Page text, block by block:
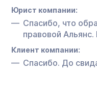
Юрист компании:
Спасибо, что
правовой
Клиент компании:
Спасибо. До